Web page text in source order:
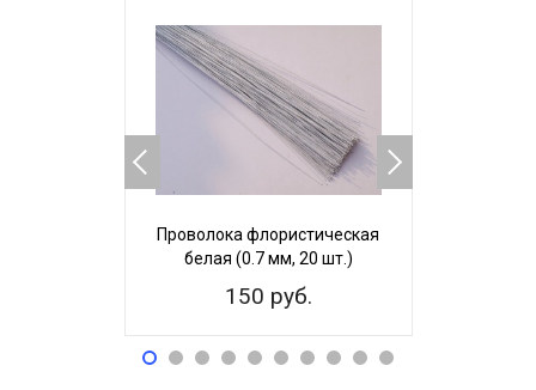
Проволока флористическая
белая (0.7 мм, 20 шт.)
150 руб.